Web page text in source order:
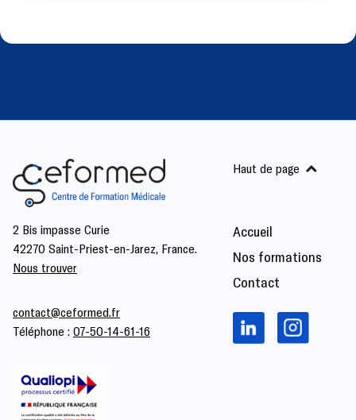
2 Bis impasse Curie
42270 Saint-Priest-en-Jarez, France.
Nous trouver
Accueil
Nos formations
Contact
Haut de page
contact@ceformed.fr
Téléphone : 07-50-14-61-16